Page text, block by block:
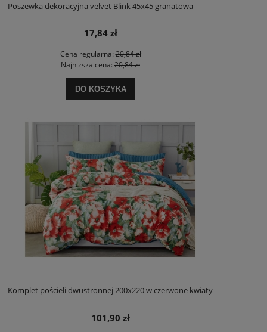
Poszewka dekoracyjna velvet Blink 45x45 granatowa
17,84 zł
Cena regularna:20,84 zł
Najniższa cena: 20,84 zł
DO KOSZYKA
Komplet pościeli dwustronnej 200x220 w czerwone kwiaty
101,90 zł